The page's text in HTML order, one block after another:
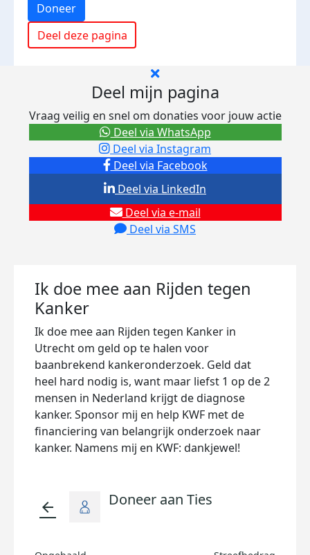
Doneer
Deel deze pagina
Deel mijn pagina
Vraag veilig en snel om donaties voor jouw actie
Deel via Facebook
Deel via Instagram
Deel via e-mail
Deel via SMS
Deel via LinkedIn
Deel via WhatsApp
Ik doe mee aan Rijden tegen
Kanker
Ik doe mee aan Rijden tegen Kanker in
Utrecht om geld op te halen voor
baanbrekend kankeronderzoek. Geld dat
heel hard nodig is, want maar liefst 1 op de 2
mensen in Nederland krijgt de diagnose
kanker. Sponsor mij en help KWF met de
financiering van belangrijk onderzoek naar
kanker. Namens mij en KWF: dankjewel!
arrow_back Doneer aan Ties